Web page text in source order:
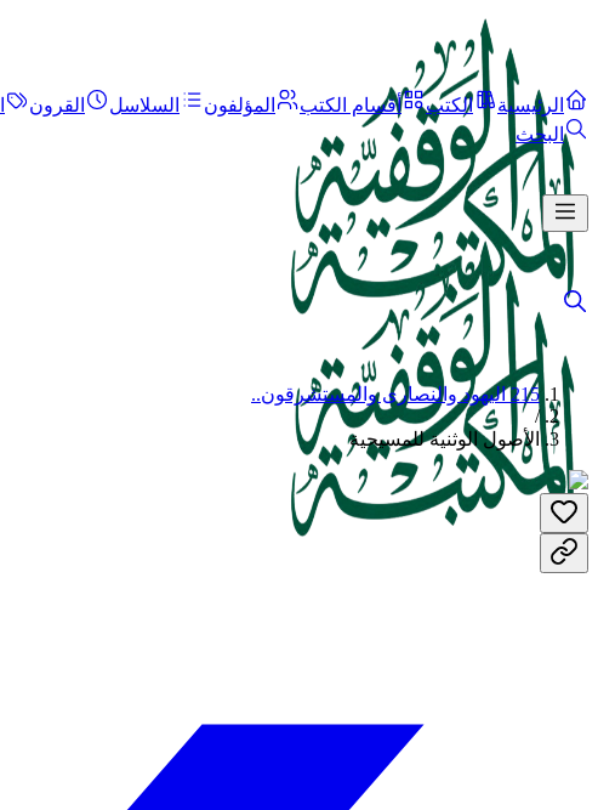
الرئيسية الكتب أقسام الكتب المؤلفون السلاسل القرون
البحث
215 اليهود والنصارى والمستشرقون..
/
الأصول الوثنية للمسيحية